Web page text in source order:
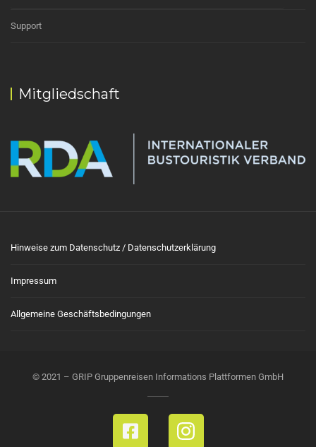
Support
Mitgliedschaft
Hinweise zum Datenschutz / Datenschutzerklärung
Impressum
Allgemeine Geschäftsbedingungen
© 2021 – GRIP Gruppenreisen Informations Plattformen GmbH